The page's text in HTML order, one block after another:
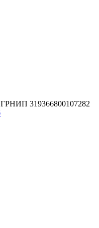
319366800107282